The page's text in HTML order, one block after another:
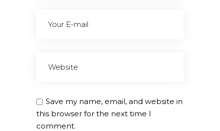
Save my name, email, and website in
this browser for the next time I
comment.